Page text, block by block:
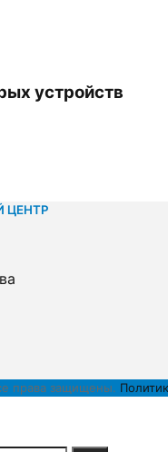
устройств
ЦЕНТР
права защищены.